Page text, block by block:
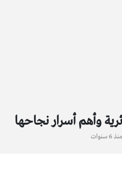
وأهم أسرار نجاحها
منذ 6 سنوات